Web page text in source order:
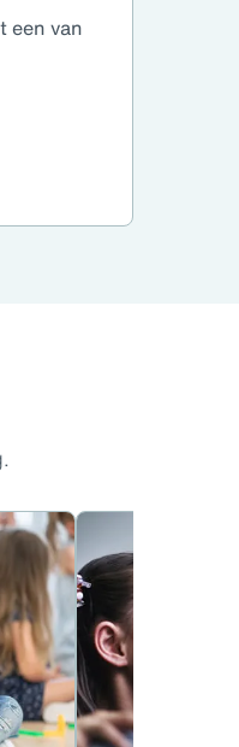
een van